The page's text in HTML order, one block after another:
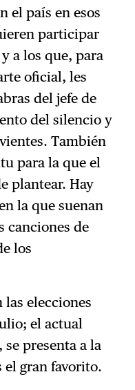
el país en esos
participar
a los que, para
oficial, les
del jefe de
del silencio y
También
para la que el
plantear. Hay
la que suenan
canciones de
los
las elecciones
el actual
presenta a la
el gran favorito.